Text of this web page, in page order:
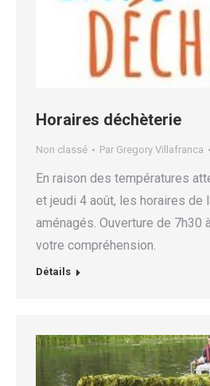
Horaires déchèterie
Non classé Par Gregory Villafranca
En raison des températures
et jeudi 4 août, les horaires de
aménagés. Ouverture de 7h30
votre compréhension.
Détails